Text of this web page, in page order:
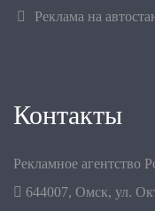
Реклама на
Контакты
Рекламное агентство
644007, Омск, ул.